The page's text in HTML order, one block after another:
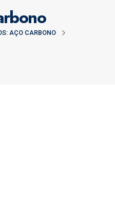
AÇO CARBONO